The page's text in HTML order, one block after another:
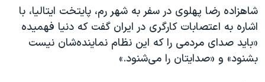
گالری عکس
آرشیو پخش زنده
اعتراضات زن، زندگی، آزادی
مجموعه مستندهای دادخواهی
تریبونال مردمی آبان ۹۸
شاهزاده رضا پهلوی در سفر به شهر رم، پایتخت ایتالیا، با
اشاره به اعتصابات کارگری در ایران گفت که دنیا فهمیده
«باید صدای مردمی را که این نظام نماینده‌شان نیست
بشنود» و «صدایتان را می‌شنود.»